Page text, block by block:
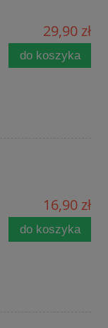
29,90 zł
do koszyka
16,90 zł
do koszyka